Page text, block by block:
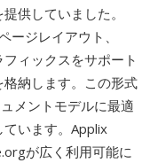
供していました。
ージレイアウト、
ィックスをサポート
納します。この形式
メントモデルに最適
います。Applix
が広く利用可能に